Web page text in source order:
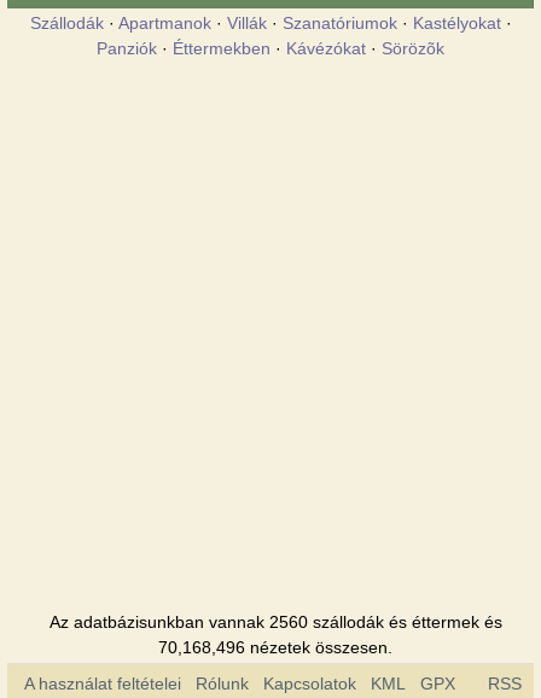
Marlen
Szálloda
Hutir
Szállodák· Apartmanok· Villák· Szanatóriumok· Kastélyokat·
Panziók · Éttermekben · Kávézókat · Sörözõk
Az adatbázisunkban vannak 2560 szállodák és éttermek és
70,168,496 nézetek összesen.
A használat feltételei
Rólunk Kapcsolatok KML GPX RSS